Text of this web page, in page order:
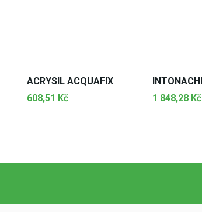
ACRYSIL ACQUAFIX
608,51 Kč
1 848,28 Kč